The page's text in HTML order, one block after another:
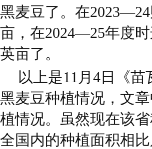
黑麦豆了。在
亩，在2024—25年度
英亩了。
以上是11月4日《
黑麦豆种植情况，文
植情况。虽然现在该
全国内的种植面积相